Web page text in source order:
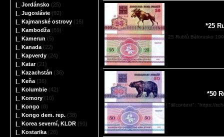
|_ Jordánsko (25)
|_ Jugoslávie (92)
|_ Kajmanské ostrovy (16)
|_ Kambodža (69)
|_ Kamerun (5)
|_ Kanada (22)
|_ Kapverdy (24)
|_ Katar(21)
|_ Kazachstán (36)
|_ Keňa (36)
|_ Kolumbie (42)
|_ Komory (10)
|_ Kongo (8)
|_ Kongo dem. rep. (38)
|_ Korea severní, KLDR (91)
|_ Kostarika (28)
*25
25 Rublů Bělorusko
*50
{ "@context": "https://